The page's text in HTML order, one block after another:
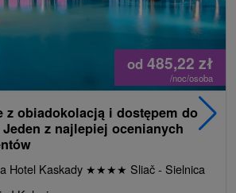
od 485,22 zł
/noc/osoba
z obiadokolacją i dostępem do
z najlepiej ocenianych
Hotel Kaskady ★★★★ Sliač - Sielnica